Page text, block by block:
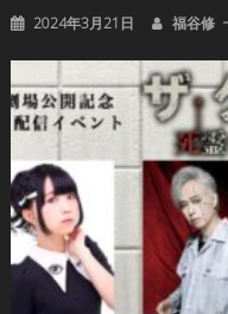
2024年3月21日 福谷修